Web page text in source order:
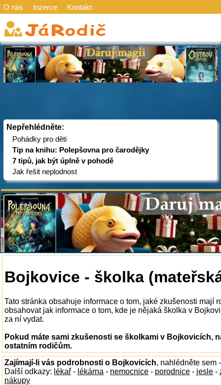
O nás Inzerce Kontakt
Nepřehlédněte:
Pohádky pro děti
Tip na knihu: Polepšovna pro čarodějky
7 tipů, jak být úplně v pohodě
Jak řešit neplodnost
Bojkovice - školka
Tato stránka obsahuje informace o tom, jaké zkušenosti mají
obsahovat jak informace o tom, kde je nějaká školka v
za ní vydat.
Pokud máte sami zkušenosti se školkami v Bojkovicích,
ostatním rodičům.
Zajímají-li vás podrobnosti o Bojkovicích, nahlédněte sem
Další odkazy: lékař - lékárna - nemocnice - porodnice - jesle -
nákupy